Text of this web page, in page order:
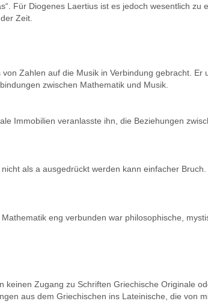
Für Diogenes Laertius ist es jedoch wesentlich
Zeit.
Zahlen auf die Musik in Verbindung gebracht.
zwischen Mathematik und Musik.
Immobilien veranlasste ihn, die Beziehungen
als a ausgedrückt werden kann einfacher
eng verbunden war philosophische,
Zugang zu Schriften Griechische Originale
aus dem Griechischen ins Lateinische, die von